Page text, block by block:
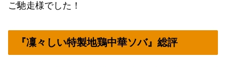
ご馳走様でした！
『凜々しい特製地鶏中華ソバ』総評